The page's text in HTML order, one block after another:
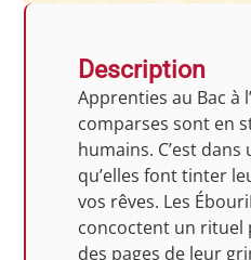
Description
Apprenties au Bac à
comparses sont en
humains. C’est
qu’elles font tinter
vos rêves. Les
concoctent un rituel
des pages de leur